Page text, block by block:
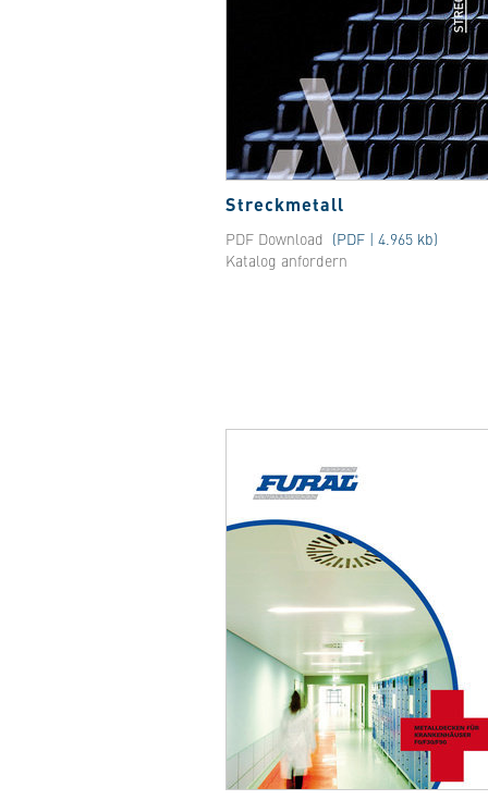
Streckmetall
PDF Download (PDF | 4.965 kb)
Katalog anfordern